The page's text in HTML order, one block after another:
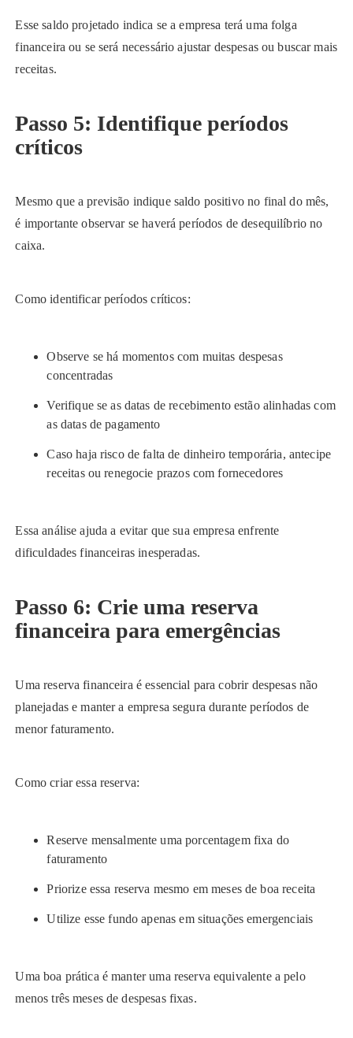
Esse saldo projetado indica se a empresa terá uma folga
financeira ou se será necessário ajustar despesas ou buscar mais
receitas.
Passo 5: Identifique períodos
críticos
Mesmo que a previsão indique saldo positivo no final do mês,
é importante observar se haverá períodos de desequilíbrio no
caixa.
Como identificar períodos críticos:
Observe se há momentos com muitas despesas
concentradas
Verifique se as datas de recebimento estão alinhadas com
as datas de pagamento
Caso haja risco de falta de dinheiro temporária, antecipe
receitas ou renegocie prazos com fornecedores
Essa análise ajuda a evitar que sua empresa enfrente
dificuldades financeiras inesperadas.
Passo 6: Crie uma reserva
financeira para emergências
Uma reserva financeira é essencial para cobrir despesas não
planejadas e manter a empresa segura durante períodos de
menor faturamento.
Como criar essa reserva:
Reserve mensalmente uma porcentagem fixa do
faturamento
Priorize essa reserva mesmo em meses de boa receita
Utilize esse fundo apenas em situações emergenciais
Uma boa prática é manter uma reserva equivalente a pelo
menos três meses de despesas fixas.